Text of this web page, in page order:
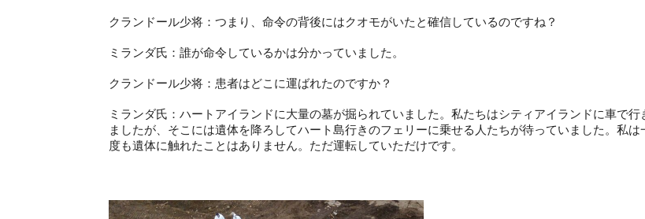
クランドール少将：つまり、命令の背後にはクオモがいたと確信しているのですね？
ミランダ氏：誰が命令しているかは分かっていました。
クランドール少将：患者はどこに運ばれたのですか？
ミランダ氏：ハートアイランドに大量の墓が掘られていました。私たちはシティアイランドに車で行
ましたが、そこには遺体を降ろしてハート島行きのフェリーに乗せる人たちが待っていました。私は
度も遺体に触れたことはありません。ただ運転していただけです。